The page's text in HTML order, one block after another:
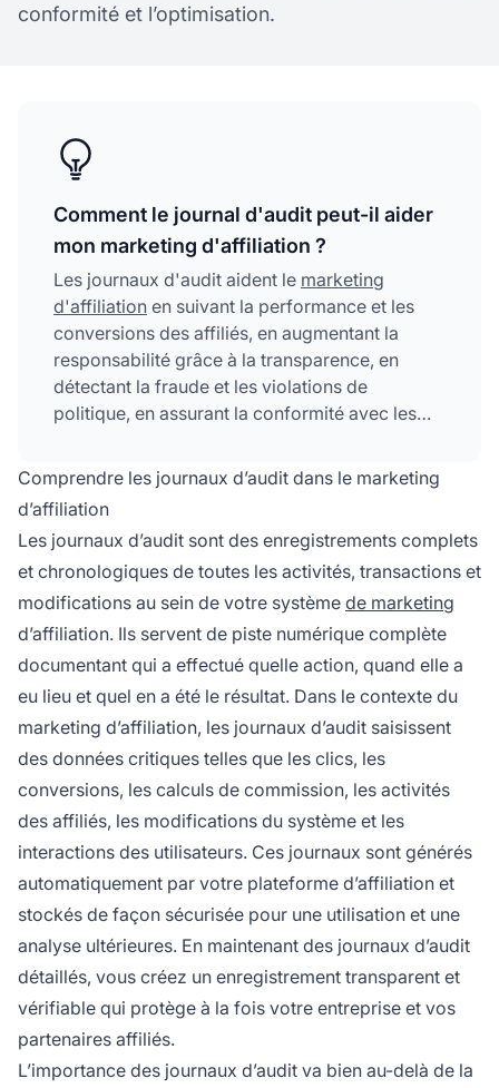
conformité et l’optimisation.
Comment le journal d'audit peut-il aider
mon marketing d'affiliation ?
Les journaux d'audit aident le marketing
d'affiliation en suivant la performance et les
conversions des affiliés, en augmentant la
responsabilité grâce à la transparence, en
détectant la fraude et les violations de
politique, en assurant la conformité avec les
en résolvant les problèmes techniques. Ils
fournissent des enregistrements détaillés de
toutes les activités, permettant des décisions
basées sur les données et des campagnes
optimisées.
Comprendre les journaux d’audit dans le marketing
d’affiliation
Les journaux d’audit sont des enregistrements complets
et chronologiques de toutes les activités, transactions et
modifications au sein de votre système de marketing
d’affiliation. Ils servent de piste numérique complète
documentant qui a effectué quelle action, quand elle a
eu lieu et quel en a été le résultat. Dans le contexte du
marketing d’affiliation, les journaux d’audit saisissent
des données critiques telles que les clics, les
conversions, les calculs de commission, les activités
des affiliés, les modifications du système et les
interactions des utilisateurs. Ces journaux sont générés
automatiquement par votre plateforme d’affiliation et
stockés de façon sécurisée pour une utilisation et une
analyse ultérieures. En maintenant des journaux d’audit
détaillés, vous créez un enregistrement transparent et
vérifiable qui protège à la fois votre entreprise et vos
partenaires affiliés.
L’importance des journaux d’audit va bien au-delà de la